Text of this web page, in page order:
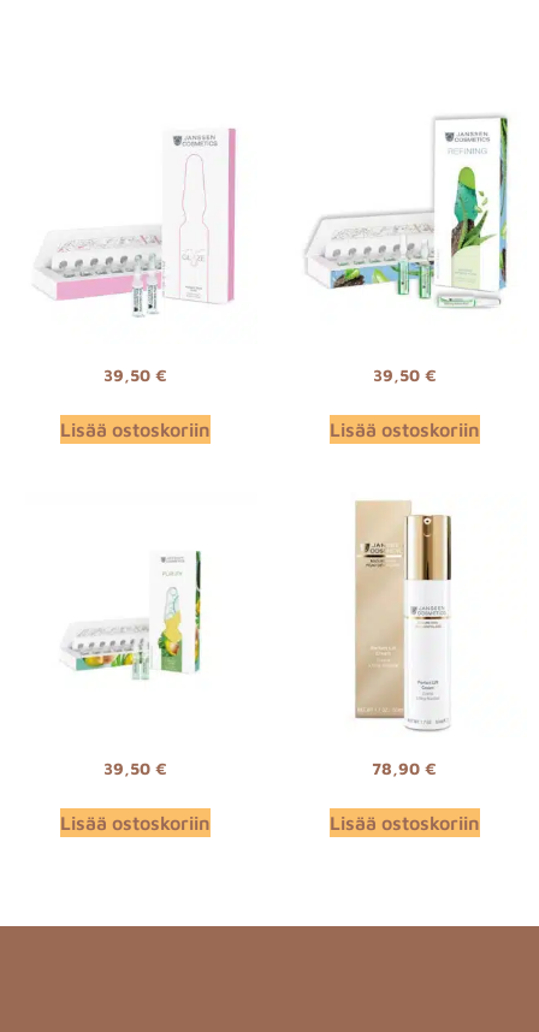
39,50 €
Lisää ostoskoriin
39,50 €
Lisää ostoskoriin
39,50 €
Lisää ostoskoriin
78,90 €
Lisää ostoskoriin